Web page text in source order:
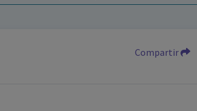
Compartir